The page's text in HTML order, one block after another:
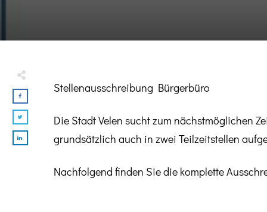
Stellenausschreibung Bürgerbüro
Die Stadt Velen sucht zum nächstmöglichen
grundsätzlich auch in zwei Teilzeitstellen
Nachfolgend finden Sie die komplette